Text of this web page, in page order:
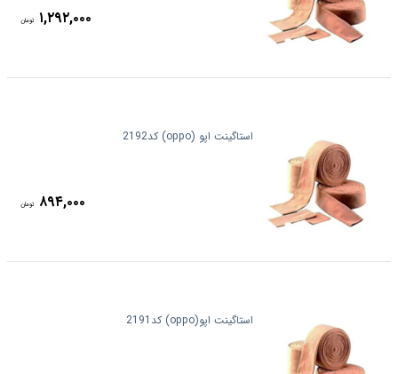
۱,۲۹۲,۰۰۰ تومان
استاگینت اپو (oppo) کد2192
۸۹۴,۰۰۰ تومان
استاگینت اپو(oppo) کد2191